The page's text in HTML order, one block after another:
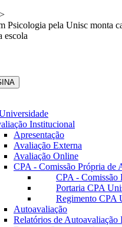
>
Psicologia pela Unisc monta
escola
Institucional
Apresentação
Avaliação Externa
Avaliação Online
CPA - Comissão Própria de
CPA - Comissão
Portaria CPA
Regimento CPA
Autoavaliação
Relatórios de Autoavaliação